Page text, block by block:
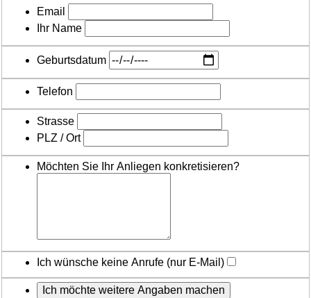
Email
Ihr Name
Geburtsdatum
Telefon
Strasse
PLZ / Ort
Möchten Sie Ihr Anliegen konkretisieren?
Ich wünsche keine Anrufe (nur E-Mail)
Ich möchte weitere Angaben machen